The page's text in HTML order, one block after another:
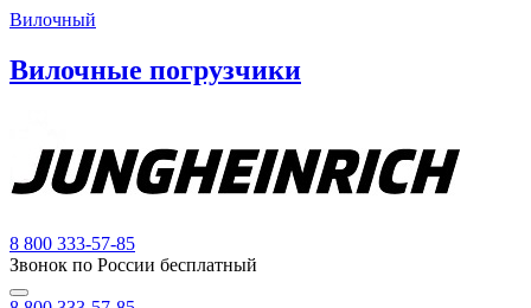
Вилочный
Вилочные погрузчики
8 800 333-57-85
Звонок по России бесплатный